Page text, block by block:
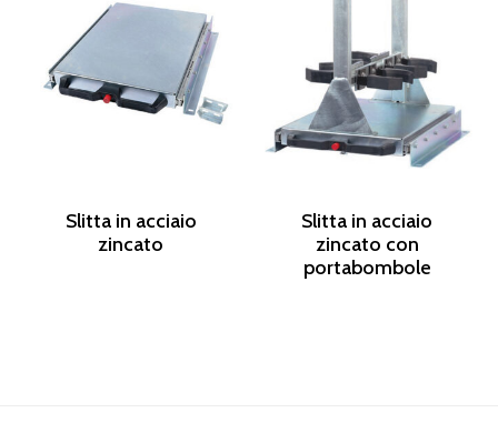
Slitta in acciaio
zincato
Slitta in acciaio
zincato con
portabombole